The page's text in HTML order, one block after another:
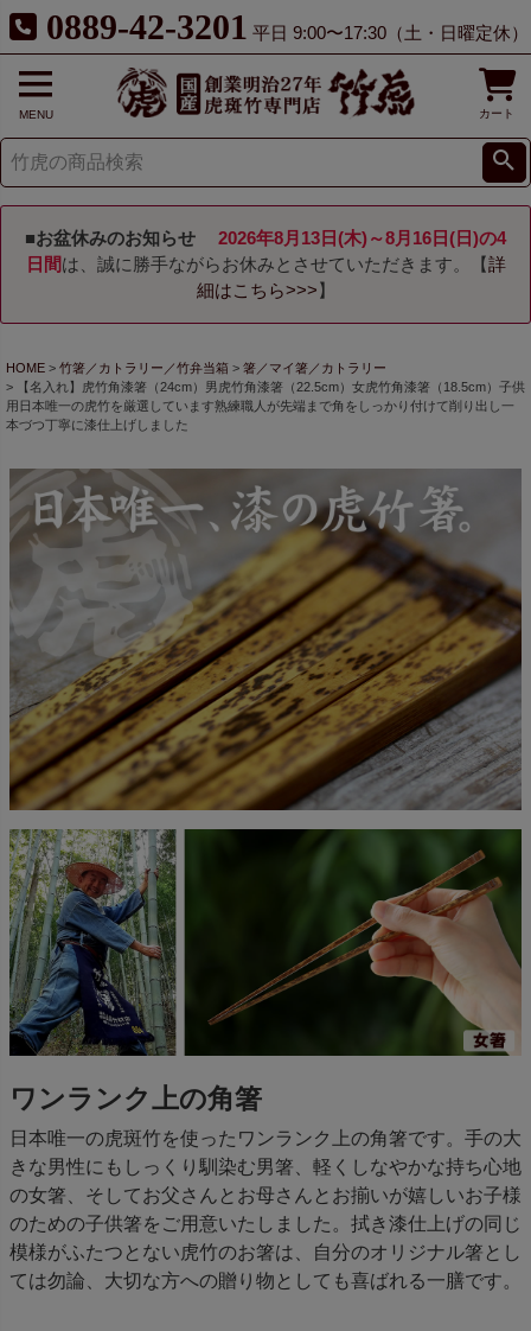
0889-42-3201 平日 9:00〜17:30（土・日曜定休）
MENU カート
■お盆休みのお知らせ
2026年8月13日(木)～8月16日(日)の4
日間は、誠に勝手ながらお休みとさせていただきます。【詳
細はこちら>>> 】
HOME 竹箸／カトラリー／竹弁当箱
箸／マイ箸／カトラリー
【名入れ】虎竹角漆箸（24cm）男虎竹角漆箸（22.5cm）女虎竹角漆箸（18.5cm）子供
用日本唯一の虎竹を厳選しています熟練職人が先端まで角をしっかり付けて削り出し一
本づつ丁寧に漆仕上げしました
ワンランク上の角箸
日本唯一の虎斑竹を使ったワンランク上の角箸です。手の大
きな男性にもしっくり馴染む男箸、軽くしなやかな持ち心地
の女箸、そしてお父さんとお母さんとお揃いが嬉しいお子様
のための子供箸をご用意いたしました。拭き漆仕上げの同じ
模様がふたつとない虎竹のお箸は、自分のオリジナル箸とし
ては勿論、大切な方への贈り物としても喜ばれる一膳です。